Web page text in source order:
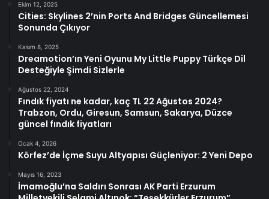
Ekim 12, 2025
Cities: Skylines 2’nin Ports And Bridges Güncellemesi
Sonunda Çıkıyor
Kasım 8, 2025
Dreamotion’ın Yeni Oyunu My Little Puppy Türkçe Dil
Desteğiyle Şimdi Sizlerle
Ağustos 22, 2024
Fındık fiyatı ne kadar, kaç TL 22 Ağustos 2024?
Trabzon, Ordu, Giresun, Samsun, Sakarya, Düzce
güncel fındık fiyatları
Ocak 4, 2026
Körfez’de İçme Suyu Altyapısı Güçleniyor: 2 Yeni Depo
Mayıs 16, 2023
İmamoğlu’na Saldırı Sonrası AK Parti Erzurum